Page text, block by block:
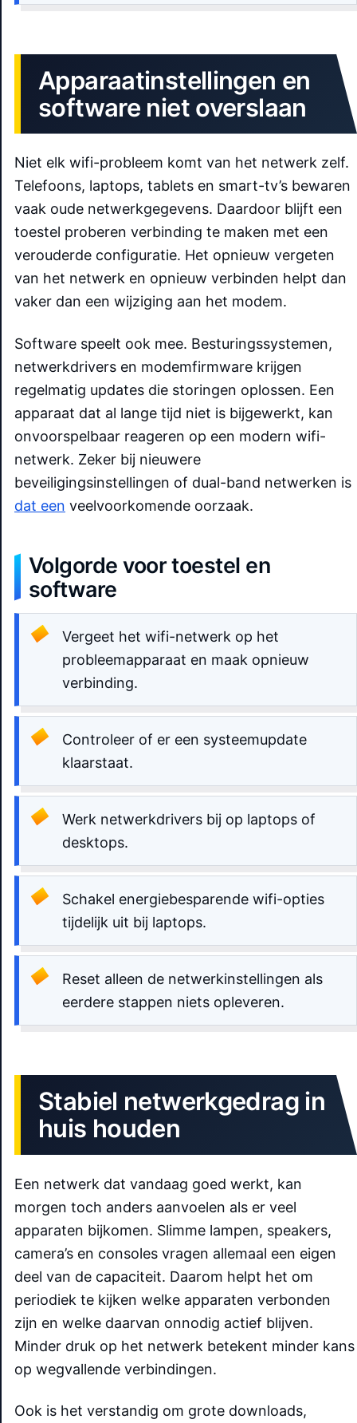
Apparaatinstellingen en
software niet overslaan
Niet elk wifi-probleem komt van het netwerk zelf.
Telefoons, laptops, tablets en smart-tv’s bewaren
vaak oude netwerkgegevens. Daardoor blijft een
toestel proberen verbinding te maken met een
verouderde configuratie. Het opnieuw vergeten
van het netwerk en opnieuw verbinden helpt dan
vaker dan een wijziging aan het modem.
Software speelt ook mee. Besturingssystemen,
netwerkdrivers en modemfirmware krijgen
regelmatig updates die storingen oplossen. Een
apparaat dat al lange tijd niet is bijgewerkt, kan
onvoorspelbaar reageren op een modern wifi-
netwerk. Zeker bij nieuwere
beveiligingsinstellingen of dual-band netwerken is
dat een veelvoorkomende oorzaak.
Volgorde voor toestel en
software
Vergeet het wifi-netwerk op het
probleemapparaat en maak opnieuw
verbinding.
Controleer of er een systeemupdate
klaarstaat.
Werk netwerkdrivers bij op laptops of
desktops.
Schakel energiebesparende wifi-opties
tijdelijk uit bij laptops.
Reset alleen de netwerkinstellingen als
eerdere stappen niets opleveren.
Stabiel netwerkgedrag in
huis houden
Een netwerk dat vandaag goed werkt, kan
morgen toch anders aanvoelen als er veel
apparaten bijkomen. Slimme lampen, speakers,
camera’s en consoles vragen allemaal een eigen
deel van de capaciteit. Daarom helpt het om
periodiek te kijken welke apparaten verbonden
zijn en welke daarvan onnodig actief blijven.
Minder druk op het netwerk betekent minder kans
op wegvallende verbindingen.
Ook is het verstandig om grote downloads,